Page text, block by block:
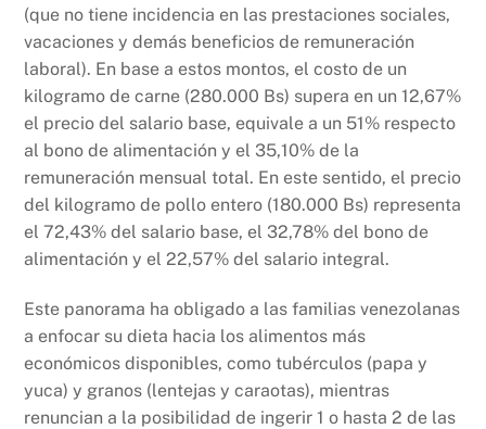
(que no tiene incidencia en las prestaciones sociales,
vacaciones y demás beneficios de remuneración
laboral). En base a estos montos, el costo de un
kilogramo de carne (280.000 Bs) supera en un 12,67%
el precio del salario base, equivale a un 51% respecto
al bono de alimentación y el 35,10% de la
remuneración mensual total. En este sentido, el precio
del kilogramo de pollo entero (180.000 Bs) representa
el 72,43% del salario base, el 32,78% del bono de
alimentación y el 22,57% del salario integral.
Este panorama ha obligado a las familias venezolanas
a enfocar su dieta hacia los alimentos más
económicos disponibles, como tubérculos (papa y
yuca) y granos (lentejas y caraotas), mientras
renuncian a la posibilidad de ingerir 1 o hasta 2 de las